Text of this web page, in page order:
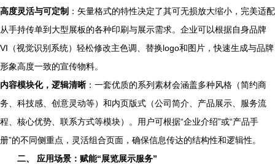
高度灵活与可定制 ：矢量格式的特性决定了其可无损放大缩小，完美适配
从手持传单到大型展板的各种印刷与展示需求。企业可以根据自身品牌
VI（视觉识别系统）轻松修改主色调、替换logo和图片，快速生成与品牌
形象高度一致的宣传物料。
内容模块化，逻辑清晰：一套优质的系列素材会涵盖多种风格（简约商
务、科技感、创意灵动等）和内页版式（公司简介、产品展示、服务流
程、核心优势、联系方式等模块）。用户可根据“企业介绍”或“产品手
册”的不同侧重点，灵活组合页面，确保信息传达的结构性和逻辑性。
二、 应用场景：赋能“展览展示服务”